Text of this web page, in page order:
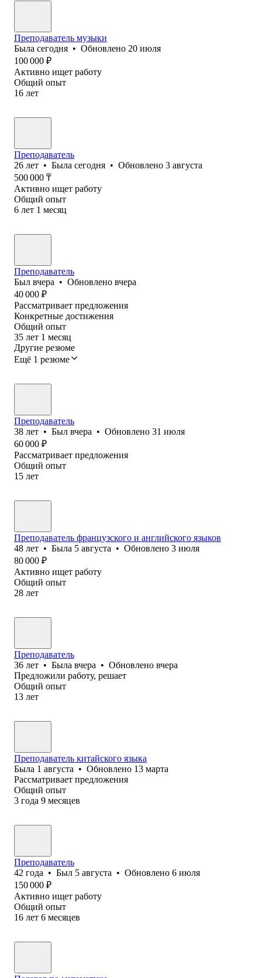
Преподаватель музыки
Была сегодня • Обновлено 20 июля
100 000 ₽
Активно ищет работу
Общий опыт
16 лет
Преподаватель
26 лет • Была сегодня • Обновлено 3 августа
500 000 ₸
Активно ищет работу
Общий опыт
6 лет 1 месяц
Преподаватель
Был вчера • Обновлено вчера
40 000 ₽
Рассматривает предложения
Конкретные достижения
Общий опыт
35 лет 1 месяц
Другие резюме
Ещё 1 резюме
Преподаватель
38 лет • Был вчера • Обновлено 31 июля
60 000 ₽
Рассматривает предложения
Общий опыт
15 лет
Преподаватель французского и английского языков
48 лет • Была 5 августа • Обновлено 3 июля
80 000 ₽
Активно ищет работу
Общий опыт
28 лет
Преподаватель
36 лет • Была вчера • Обновлено вчера
Предложили работу, решает
Общий опыт
13 лет
Преподаватель китайского языка
Была 1 августа • Обновлено 13 марта
Рассматривает предложения
Общий опыт
3 года 9 месяцев
Преподаватель
42 года • Был 5 августа • Обновлено 6 июля
150 000 ₽
Активно ищет работу
Общий опыт
16 лет 6 месяцев